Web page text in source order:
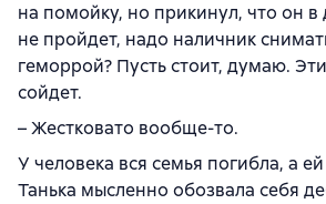
на помойку, но прикинул, что он
не пройдет, надо наличник
геморрой? Пусть стоит, думаю.
сойдет.
– Жестковато вообще-то.
У человека вся семья погибла, а
Танька мысленно обозвала себя